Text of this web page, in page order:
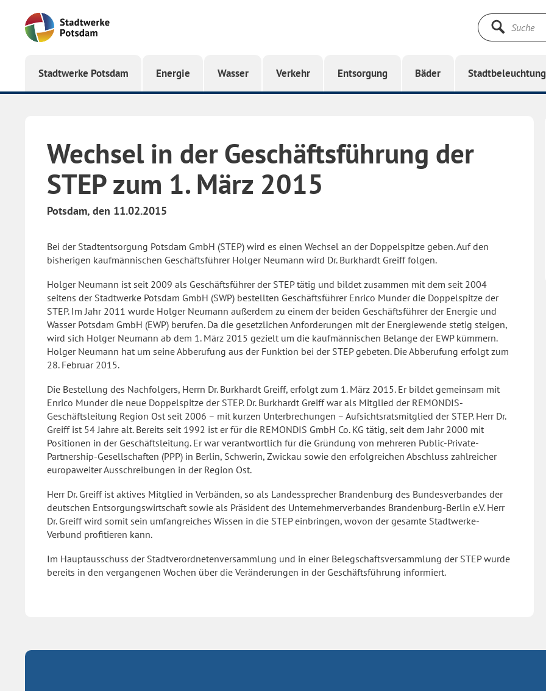
Startseite
Suche
Stadtwerke Potsdam Energie Wasser Verkehr Entsorgung Bäder Stadtbeleuchtung
Wechsel in der Geschäftsführung der
STEP zum 1. März 2015
Potsdam, den 11.02.2015
Bei der Stadtentsorgung Potsdam GmbH (STEP) wird es einen Wechsel an der Doppelspitze geben. Auf den
bisherigen kaufmännischen Geschäftsführer Holger Neumann wird Dr. Burkhardt Greiff folgen.
Holger Neumann ist seit 2009 als Geschäftsführer der STEP tätig und bildet zusammen mit dem seit 2004
seitens der Stadtwerke Potsdam GmbH (SWP) bestellten Geschäftsführer Enrico Munder die Doppelspitze der
STEP. Im Jahr 2011 wurde Holger Neumann außerdem zu einem der beiden Geschäftsführer der Energie und
Wasser Potsdam GmbH (EWP) berufen. Da die gesetzlichen Anforderungen mit der Energiewende stetig steigen,
wird sich Holger Neumann ab dem 1. März 2015 gezielt um die kaufmännischen Belange der EWP kümmern.
Holger Neumann hat um seine Abberufung aus der Funktion bei der STEP gebeten. Die Abberufung erfolgt zum
28. Februar 2015.
Die Bestellung des Nachfolgers, Herrn Dr. Burkhardt Greiff, erfolgt zum 1. März 2015. Er bildet gemeinsam mit
Enrico Munder die neue Doppelspitze der STEP. Dr. Burkhardt Greiff war als Mitglied der REMONDIS-
Geschäftsleitung Region Ost seit 2006 – mit kurzen Unterbrechungen – Aufsichtsratsmitglied der STEP. Herr Dr.
Greiff ist 54 Jahre alt. Bereits seit 1992 ist er für die REMONDIS GmbH Co. KG tätig, seit dem Jahr 2000 mit
Positionen in der Geschäftsleitung. Er war verantwortlich für die Gründung von mehreren Public-Private-
Partnership-Gesellschaften (PPP) in Berlin, Schwerin, Zwickau sowie den erfolgreichen Abschluss zahlreicher
europaweiter Ausschreibungen in der Region Ost.
Herr Dr. Greiff ist aktives Mitglied in Verbänden, so als Landessprecher Brandenburg des Bundesverbandes der
deutschen Entsorgungswirtschaft sowie als Präsident des Unternehmerverbandes Brandenburg-Berlin e.V. Herr
Dr. Greiff wird somit sein umfangreiches Wissen in die STEP einbringen, wovon der gesamte Stadtwerke-
Verbund profitieren kann.
Im Hauptausschuss der Stadtverordnetenversammlung und in einer Belegschaftsversammlung der STEP wurde
bereits in den vergangenen Wochen über die Veränderungen in der Geschäftsführung informiert.